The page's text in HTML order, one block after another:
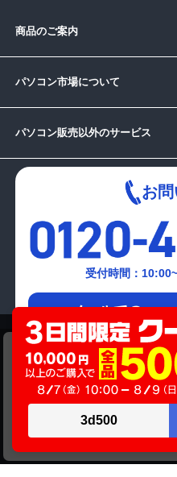
TOSHIBA PT45134EBFBK
商品価格 54,780円
在庫が
商品のご案内
パソコン市場について
パソコン販売以外のサービス
お
受付時間：
メールでの
お問い合わせは
当サイトでは利用体験の向上
ラフィックの分析を目的として
サイトの閲覧を継続された場
のといたします。
承